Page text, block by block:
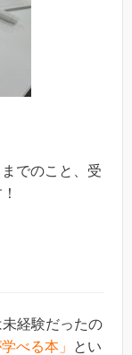
でのこと、受
経験だったの
べる本」
とい